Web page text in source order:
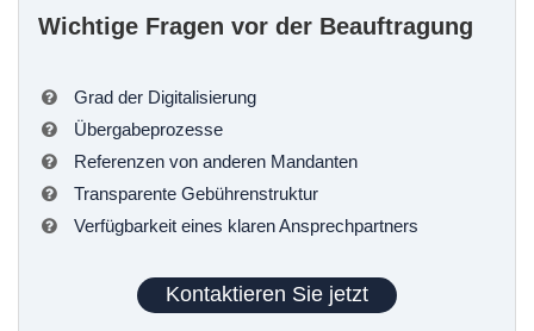
Wichtige Fragen vor der Beauftragung
Grad der Digitalisierung
Übergabeprozesse
Referenzen von anderen Mandanten
Transparente Gebührenstruktur
Verfügbarkeit eines klaren Ansprechpartners
Kontaktieren Sie jetzt